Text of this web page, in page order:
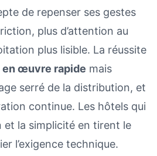
de repenser ses gestes
plus d’attention au
plus lisible. La réussite
en œuvre rapide mais
serré de la distribution, et
continue. Les hôtels qui
et la simplicité en tirent le
l’exigence technique.